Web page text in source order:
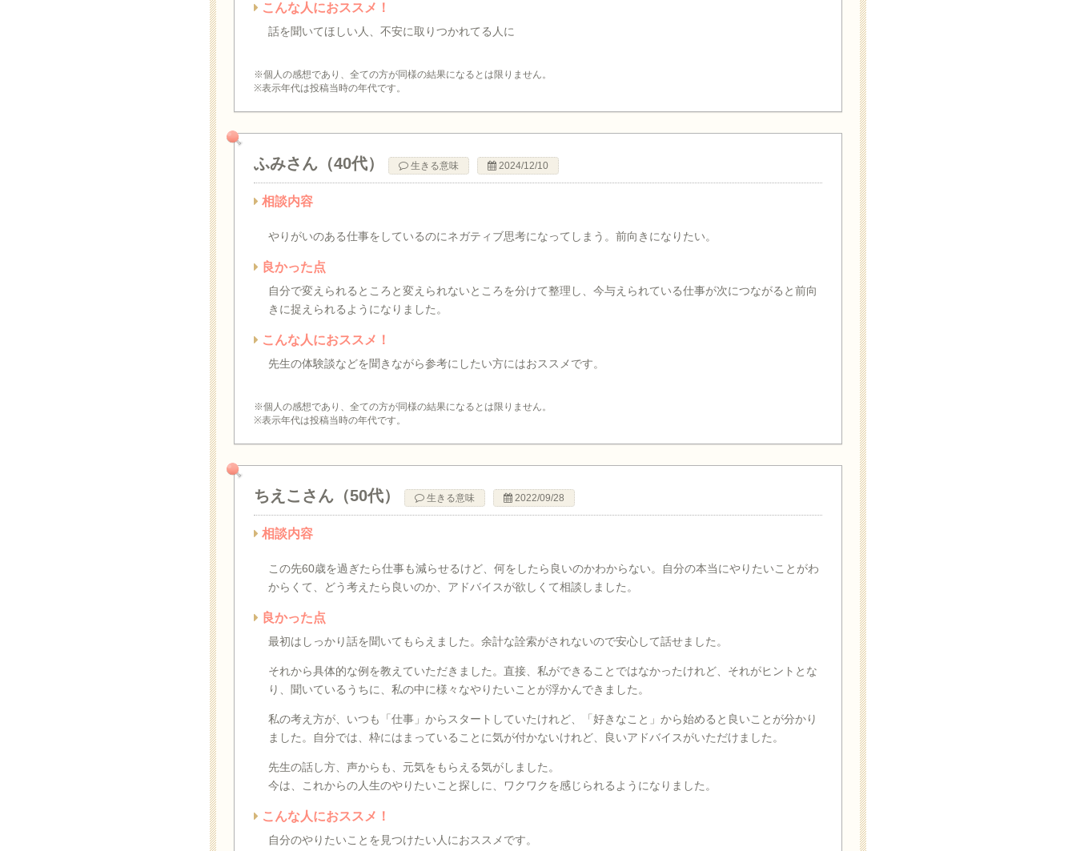
こんな人におススメ！
話を聞いてほしい人、不安に取りつかれてる人に
※個人の感想であり、全ての方が同様の結果になるとは限りません。
※表示年代は投稿当時の年代です。
ふみさん（40代） 生きる意味 2024/12/10
相談内容
やりがいのある仕事をしているのにネガティブ思考になってしまう。前向きになりたい。
良かった点
自分で変えられるところと変えられないところを分けて整理し、今与えられている仕事が次につながると前向
きに捉えられるようになりました。
こんな人におススメ！
先生の体験談などを聞きながら参考にしたい方にはおススメです。
※個人の感想であり、全ての方が同様の結果になるとは限りません。
※表示年代は投稿当時の年代です。
ちえこさん（50代） 生きる意味 2022/09/28
相談内容
この先60歳を過ぎたら仕事も減らせるけど、何をしたら良いのかわからない。自分の本当にやりたいことがわ
からくて、どう考えたら良いのか、アドバイスが欲しくて相談しました。
良かった点
最初はしっかり話を聞いてもらえました。余計な詮索がされないので安心して話せました。
それから具体的な例を教えていただきました。直接、私ができることではなかったけれど、それがヒントとな
り、聞いているうちに、私の中に様々なやりたいことが浮かんできました。
私の考え方が、いつも「仕事」からスタートしていたけれど、「好きなこと」から始めると良いことが分かり
ました。自分では、枠にはまっていることに気が付かないけれど、良いアドバイスがいただけました。
先生の話し方、声からも、元気をもらえる気がしました。
今は、これからの人生のやりたいこと探しに、ワクワクを感じられるようになりました。
こんな人におススメ！
自分のやりたいことを見つけたい人におススメです。